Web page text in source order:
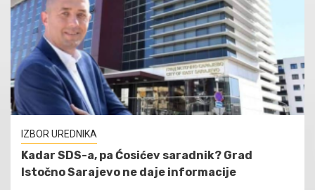
IZBOR UREDNIKA
Kadar SDS-a, pa Ćosićev saradnik? Grad
Istočno Sarajevo ne daje informacije